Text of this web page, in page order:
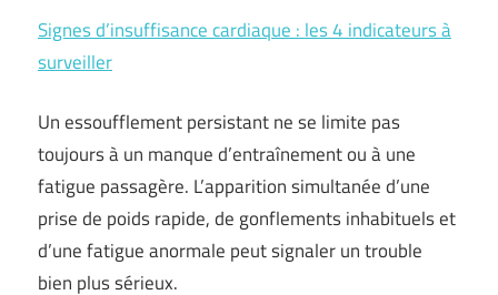
Signes d’insuffisance cardiaque : les 4 indicateurs à
surveiller
Un essoufflement persistant ne se limite pas
toujours à un manque d’entraînement ou à une
fatigue passagère. L’apparition simultanée d’une
prise de poids rapide, de gonflements inhabituels et
d’une fatigue anormale peut signaler un trouble
bien plus sérieux.